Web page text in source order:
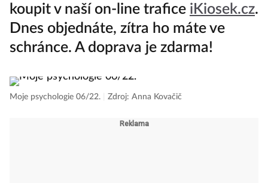
koupit v naší on-line trafice iKiosek.cz.
Dnes objednáte, zítra ho máte ve
schránce. A doprava je zdarma!
Moje psychologie 06/22. Zdroj: Anna Kovačič